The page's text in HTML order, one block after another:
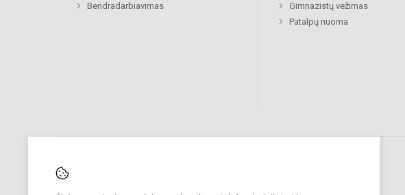
Bendradarbiavimas
Gimnazistų vežimas
Patalpų nuoma